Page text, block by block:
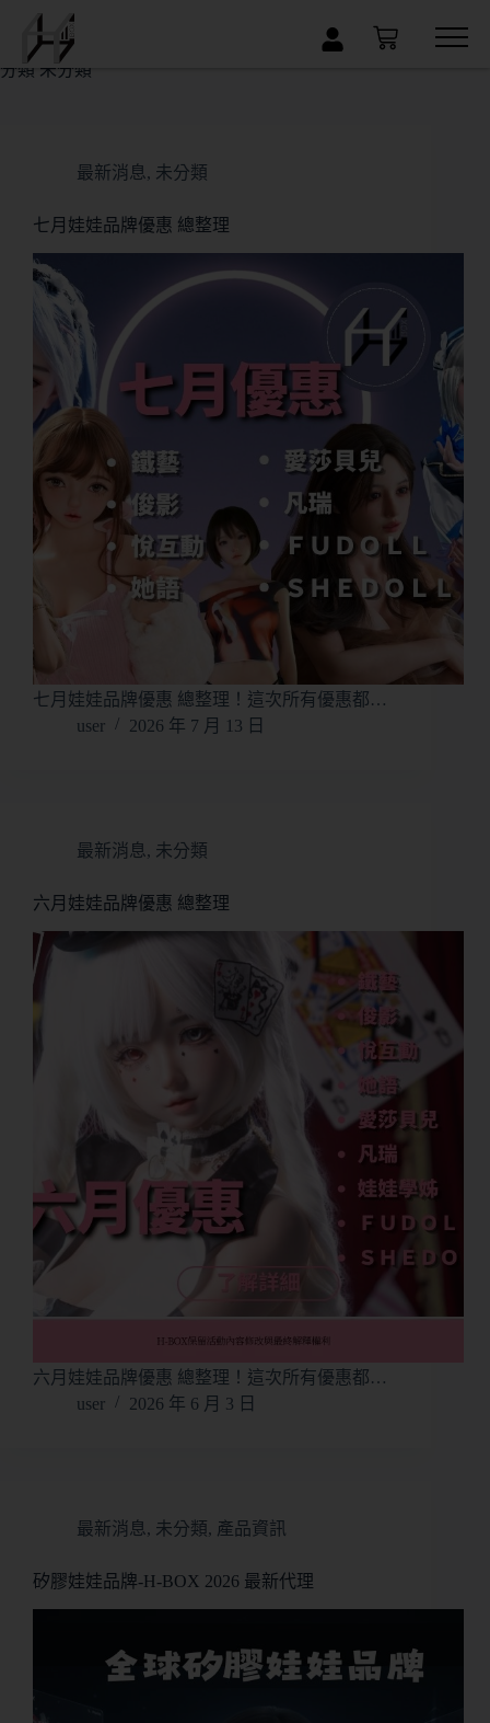
×
分類 未分類
最新消息, 未分類
七月娃娃品牌優惠 總整理
七月娃娃品牌優惠 總整理！這次所有優惠都…
user
2026 年 7 月 13 日
最新消息, 未分類
六月娃娃品牌優惠 總整理
六月娃娃品牌優惠 總整理！這次所有優惠都…
user
2026 年 6 月 3 日
最新消息, 未分類, 產品資訊
矽膠娃娃品牌-H-BOX 2026 最新代理